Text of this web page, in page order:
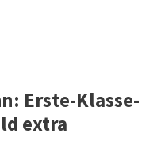
Erste-Klasse-
extra